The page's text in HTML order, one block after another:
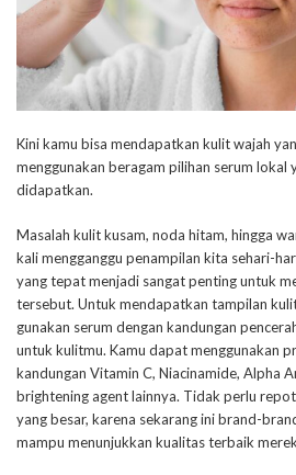
Kini kamu bisa mendapatkan kulit wajah
menggunakan beragam pilihan serum lokal
didapatkan.
Masalah kulit kusam, noda hitam, hingga
kali mengganggu penampilan kita sehari-
yang tepat menjadi sangat penting untuk
tersebut. Untuk mendapatkan tampilan
gunakan serum dengan kandungan
untuk kulitmu. Kamu dapat menggunakan
kandungan Vitamin C, Niacinamide, Alpha
brightening agent lainnya. Tidak perlu
yang besar, karena sekarang ini brand-
mampu menunjukkan kualitas terbaik